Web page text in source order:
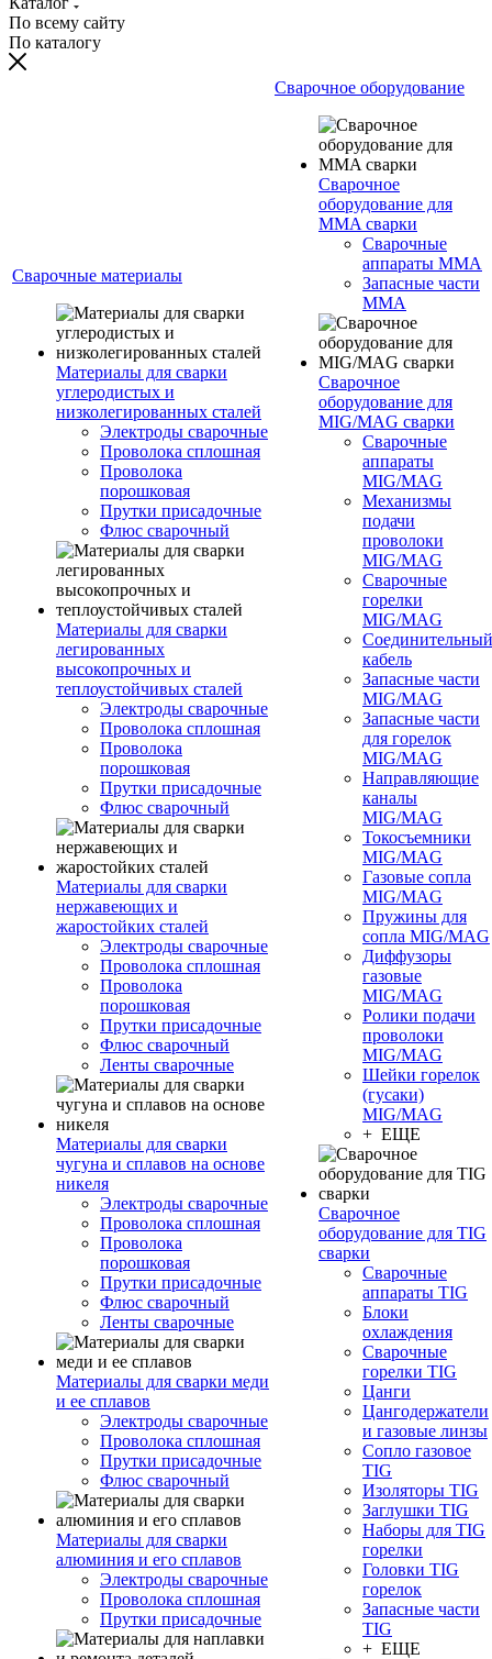
По всему сайту
По каталогу
Сварочные материалы
Материалы для сварки
углеродистых и
низколегированных сталей
Электроды сварочные
Проволока сплошная
Проволока
порошковая
Прутки присадочные
Флюс сварочный
Материалы для сварки
легированных
высокопрочных и
теплоустойчивых сталей
Электроды сварочные
Проволока сплошная
Проволока
порошковая
Прутки присадочные
Флюс сварочный
Материалы для сварки
нержавеющих и
жаростойких сталей
Электроды сварочные
Проволока сплошная
Проволока
порошковая
Прутки присадочные
Флюс сварочный
Ленты сварочные
Материалы для сварки
чугуна и сплавов на основе
никеля
Электроды сварочные
Проволока сплошная
Проволока
порошковая
Прутки присадочные
Флюс сварочный
Ленты сварочные
Материалы для сварки меди
и ее сплавов
Электроды сварочные
Проволока сплошная
Прутки присадочные
Флюс сварочный
Материалы для сварки
алюминия и его сплавов
Электроды сварочные
Проволока сплошная
Прутки присадочные
Сварочное оборудование
Сварочное
оборудование для
MMA сварки
Сварочные
аппараты MMA
Запасные части
MMA
Сварочное
оборудование для
MIG/MAG сварки
Сварочные
аппараты
MIG/MAG
Механизмы
подачи
проволоки
MIG/MAG
Сварочные
горелки
MIG/MAG
Соединительный
кабель
Запасные части
MIG/MAG
Запасные части
для горелок
MIG/MAG
Направляющие
каналы
MIG/MAG
Токосъемники
MIG/MAG
Газовые сопла
MIG/MAG
Пружины для
сопла MIG/MAG
Диффузоры
газовые
MIG/MAG
Ролики подачи
проволоки
MIG/MAG
Шейки горелок
(гусаки)
MIG/MAG
+ ЕЩЕ
Сварочное
оборудование для TIG
сварки
Сварочные
аппараты TIG
Блоки
охлаждения
Сварочные
горелки TIG
Цанги
Цангодержатели
и газовые линзы
Сопло газовое
TIG
Изоляторы TIG
Заглушки TIG
Наборы для TIG
горелки
Головки TIG
горелок
Запасные части
TIG
+ ЕЩЕ